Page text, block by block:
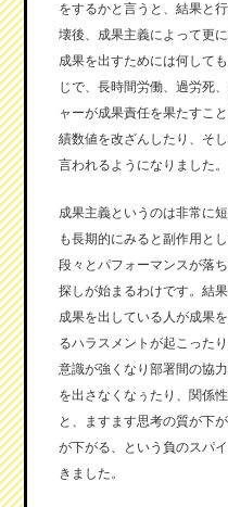
をするかと言うと、結果と
壊後、成果主義によって更
成果を出すためには何して
じで、長時間労働、過労死
ャーが成果責任を果たすこ
績数値を改ざんしたり、そ
言われるようになりました。
成果主義というのは非常に
も長期的にみると副作用と
段々とパフォーマンスが落
探しが始まるわけです。結
成果を出している人が成果
るハラスメントが起こった
意識が強くなり部署間の協
を出さなくなぅたり、関係
と、ますます思考の質が下
が下がる、という負のスパ
きました。